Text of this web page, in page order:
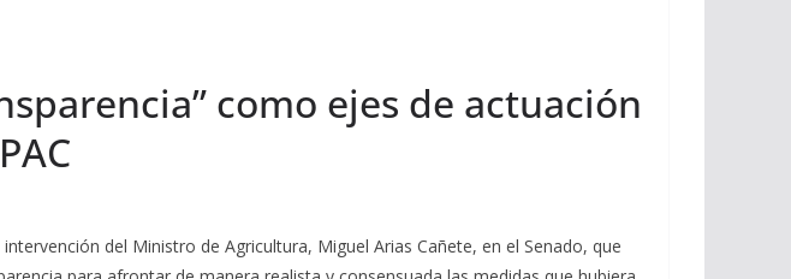
como ejes de actuación
del Ministro de Agricultura, Miguel Arias Cañete, en el Senado, que